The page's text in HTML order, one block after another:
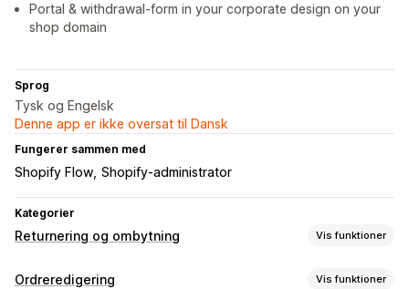
Portal & withdrawal-form in your corporate design on your
shop domain
Sprog
Tysk og Engelsk
Denne app er ikke oversat til Dansk
Fungerer sammen med
Shopify Flow Shopify-administrator
Kategorier
Returnering og ombytning Vis funktioner
Returneringsmuligheder
Ordreredigering Vis funktioner